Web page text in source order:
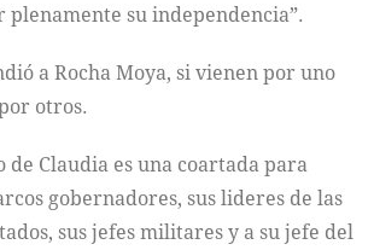
su independencia”.
a Rocha Moya, si vienen por uno
otros.
de Claudia es una coartada para
gobernadores, sus lideres de las
sus jefes militares y a su jefe del